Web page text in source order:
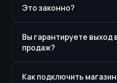
Это законно?
Вы гарантируете выход
продаж?
Как подключить